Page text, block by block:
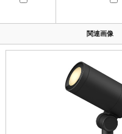
関連画像